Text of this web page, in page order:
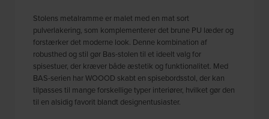
Stolens metalramme er malet med en mat sort
pulverlakering, som komplementerer det brune PU læder og
forstærker det moderne look. Denne kombination af
robusthed og stil gør Bas-stolen til et ideelt valg for
spisestuer, der kræver både æstetik og funktionalitet. Med
BAS-serien har WOOOD skabt en spisebordsstol, der kan
tilpasses til mange forskellige typer interiører, hvilket gør den
til en alsidig favorit blandt designentusiaster.